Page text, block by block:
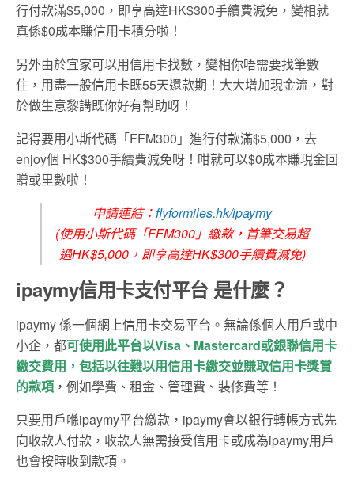
行付款滿$5,000，即享高達HK$300手續費減免，變相就
真係$0成本賺信用卡積分啦！
另外由於宜家可以用信用卡找數，變相你唔需要找筆數
住，用盡一般信用卡既55天還款期！大大增加現金流，對
於做生意黎講既你好有幫助呀！
記得要用小斯代碼「FFM300」進行付款滿$5,000，去
enjoy個 HK$300手續費減免呀！咁就可以$0成本賺現金回
贈或里數啦！
申請連結：flyformiles.hk/ipaymy
(使用小斯代碼「FFM300」繳款，首筆交易超
過HK$5,000，即享高達HK$300手續費減免)
ipaymy信用卡支付平台 是什麼？
ipaymy 係一個網上信用卡交易平台。無論係個人用戶或中
小企，都可使用此平台以Visa、Mastercard或銀聯信用卡
繳交費用 ，包括以往難以用信用卡繳交並賺取信用卡獎賞
的款項 ，例如學費、租金、管理費、裝修費等！
只要用戶喺ipaymy平台繳款，ipaymy會以銀行轉帳方式先
向收款人付款，收款人無需接受信用卡或成為ipaymy用戶
也會按時收到款項。